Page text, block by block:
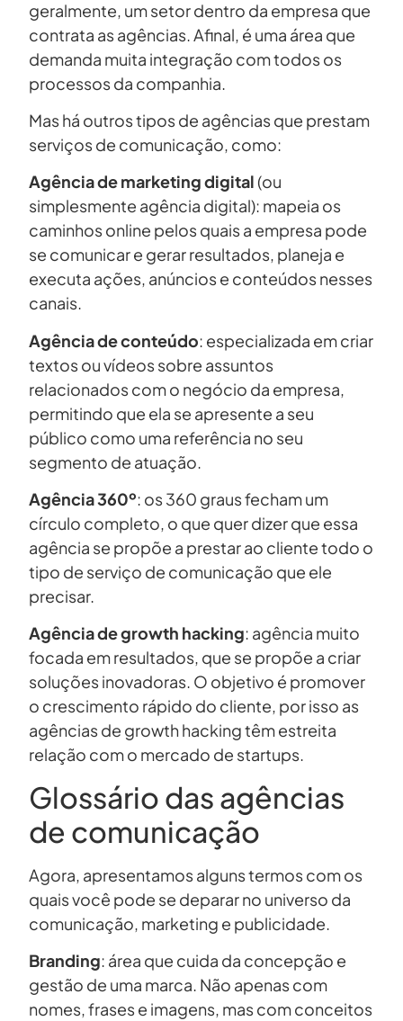
geralmente, um setor dentro da empresa que
contrata as agências. Afinal, é uma área que
demanda muita integração com todos os
processos da companhia.
Mas há outros tipos de agências que prestam
serviços de comunicação, como:
Agência de marketing digital(ou
simplesmente agência digital): mapeia os
caminhos online pelos quais a empresa pode
se comunicar e gerar resultados, planeja e
executa ações, anúncios e conteúdos nesses
canais.
Agência de conteúdo: especializada em criar
textos ou vídeos sobre assuntos
relacionados com o negócio da empresa,
permitindo que ela se apresente a seu
público como uma referência no seu
segmento de atuação.
Agência 360º: os 360 graus fecham um
círculo completo, o que quer dizer que essa
agência se propõe a prestar ao cliente todo o
tipo de serviço de comunicação que ele
precisar.
Agência de growth hacking: agência muito
focada em resultados, que se propõe a criar
soluções inovadoras. O objetivo é promover
o crescimento rápido do cliente, por isso as
agências de growth hacking têm estreita
relação com o mercado de startups.
Glossário das agências
de comunicação
Agora, apresentamos alguns termos com os
quais você pode se deparar no universo da
comunicação, marketing e publicidade.
Branding: área que cuida da concepção e
gestão de uma marca. Não apenas com
nomes, frases e imagens, mas com conceitos